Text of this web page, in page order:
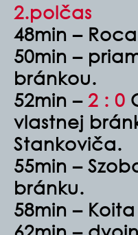
2.polčas
48min –
50min –
bránkou.
52min – 2 : 0
vlastnej
Stankoviča.
55min –
bránku.
58min –